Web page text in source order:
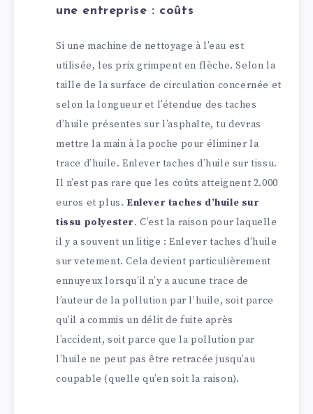
une entreprise : coûts
Si une machine de nettoyage à l’eau est
utilisée, les prix grimpent en flèche. Selon la
taille de la surface de circulation concernée et
selon la longueur et l’étendue des taches
d’huile présentes sur l’asphalte, tu devras
mettre la main à la poche pour éliminer la
trace d’huile. Enlever taches d’huile sur tissu.
Il n’est pas rare que les coûts atteignent 2.000
euros et plus. Enlever taches d’huile sur
tissu polyester. C’est la raison pour laquelle
il y a souvent un litige : Enlever taches d’huile
sur vetement. Cela devient particulièrement
ennuyeux lorsqu’il n’y a aucune trace de
l’auteur de la pollution par l’huile, soit parce
qu’il a commis un délit de fuite après
l’accident, soit parce que la pollution par
l’huile ne peut pas être retracée jusqu’au
coupable (quelle qu’en soit la raison).